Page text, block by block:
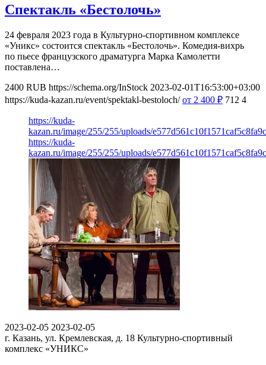
Спектакль «Бестолочь»
24 февраля 2023 года в Культурно-спортивном комплексе
«Уникс» состоится спектакль «Бестолочь». Комедия-вихрь
по пьесе французского драматурга Марка Камолетти
поставлена…
2400 RUB https://schema.org/InStock 2023-02-01T16:53:00+03:00
https://kuda-kazan.ru/event/spektakl-bestoloch/ от 2 400 ₽ 712 4
https://kuda-
kazan.ru/image/255/255/uploads/
https://kuda-
kazan.ru/image/255/255/uploads/
2023-02-05 2023-02-05
г. Казань, ул. Кремлевская, д. 18 Культурно-спортивный
комплекс «УНИКС»